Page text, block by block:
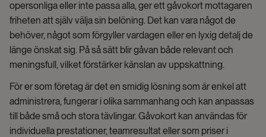
opersonliga eller inte passa alla, ger ett gåvokort mottagaren
friheten att själv välja sin belöning. Det kan vara något de
behöver, något som förgyller vardagen eller en lyxig detalj de
länge önskat sig. På så sätt blir gåvan både relevant och
meningsfull, vilket förstärker känslan av uppskattning.
För er som företag är det en smidig lösning som är enkel att
administrera, fungerar i olika sammanhang och kan anpassas
till både små och stora tävlingar. Gåvokort kan användas för
individuella prestationer, teamresultat eller som priser i